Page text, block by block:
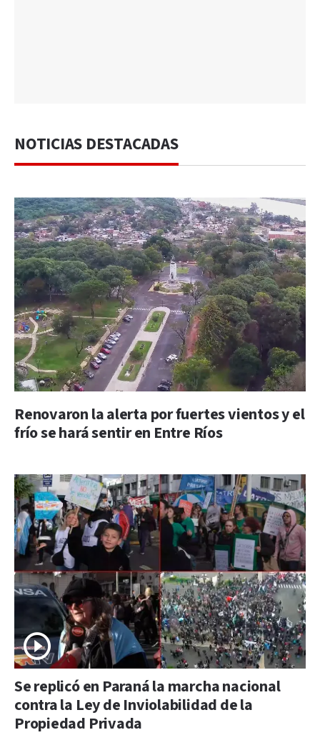
NOTICIAS DESTACADAS
Renovaron la alerta por fuertes vientos y el
frío se hará sentir en Entre Ríos
Se replicó en Paraná la marcha nacional
contra la Ley de Inviolabilidad de la
Propiedad Privada